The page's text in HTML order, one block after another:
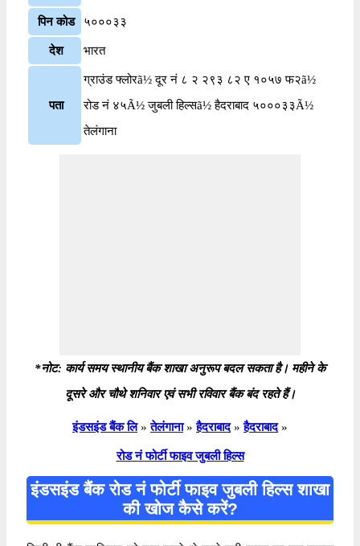
पिन कोड ५०००३३
देश भारत
पता
ग्राउंड फ्लोरã½ दूर नं ८ २ २९३ ८२ ए १०५७ फ२ã½
रोड नं ४५Ã½ जुबली हिल्सã½ हैदराबाद ५०००३३Ã½
तेलंगाना
*नोट: कार्य समय स्थानीय बैंक शाखा अनुरूप बदल सकता है। महीने के
दूसरे और चौथे शनिवार एवं सभी रविवार बैंक बंद रहते हैं।
इंडसइंड बैंक लि » तेलंगाना » हैदराबाद » हैदराबाद »
रोड नं फोर्टी फाइव जुबली हिल्स
इंडसइंड बैंक रोड नं फोर्टी फाइव जुबली हिल्स शाखा
की खोज कैसे करें?